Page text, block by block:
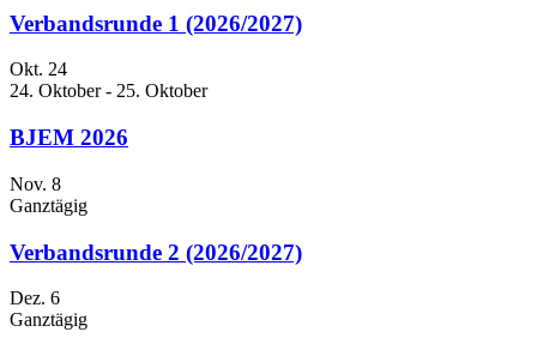
Verbandsrunde 1 (2026/2027)
Okt. 24
24. Oktober- 25. Oktober
BJEM 2026
Nov. 8
Ganztägig
Verbandsrunde 2 (2026/2027)
Dez. 6
Ganztägig